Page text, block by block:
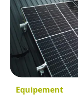
Equipement